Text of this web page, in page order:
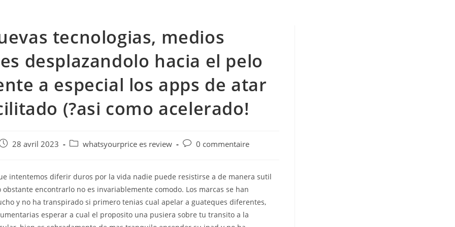
tecnologias, medios
desplazandolo hacia el pelo
a especial los apps de atar
(?asi­ como acelerado!
28 avril 2023
Postwhatsyourprice es review
Post0 commentaire
intentemos diferir duros por la vida nadie puede resistirse a de manera sutil
obstante encontrarlo no es invariablemente comodo. Los marcas se han
y no ha transpirado si primero tenias cual apelar a guateques diferentes,
esperar a cual el proposito una pusiera sobre tu transito a la